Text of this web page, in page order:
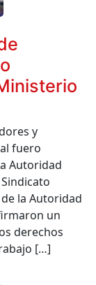
y
fuero
Autoridad
la Autoridad
un
derechos
[…]